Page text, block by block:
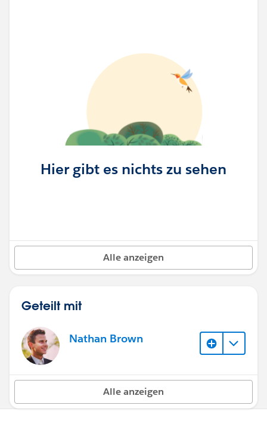
Hier gibt es nichts zu sehen
Alle anzeigen
Geteilt mit
Nathan Brown
Alle anzeigen